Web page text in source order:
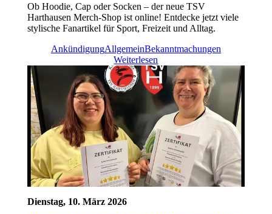
Ob Hoodie, Cap oder Socken – der neue TSV
Harthausen Merch-Shop ist online! Entdecke jetzt viele
stylische Fanartikel für Sport, Freizeit und Alltag.
AnkündigungAllgemeinBekanntmachungen
Weiterlesen
Dienstag, 10. März 2026